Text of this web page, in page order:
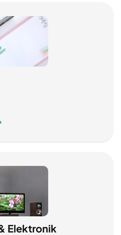
Elektronik